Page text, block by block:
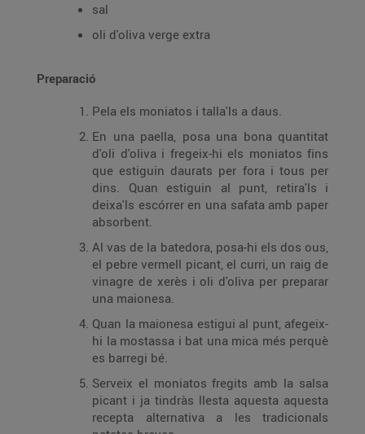
sal
oli d'oliva verge extra
Preparació
Pela els moniatos i talla'ls a daus.
En una paella, posa una bona quantitat
d'oli d'oliva i fregeix-hi els moniatos fins
que estiguin daurats per fora i tous per
dins. Quan estiguin al punt, retira'ls i
deixa'ls escórrer en una safata amb paper
absorbent.
Al vas de la batedora, posa-hi els dos ous,
el pebre vermell picant, el curri, un raig de
vinagre de xerès i oli d'oliva per preparar
una maionesa.
Quan la maionesa estigui al punt, afegeix-
hi la mostassa i bat una mica més perquè
es barregi bé.
Serveix el moniatos fregits amb la salsa
picant i ja tindràs llesta aquesta aquesta
recepta alternativa a les tradicionals